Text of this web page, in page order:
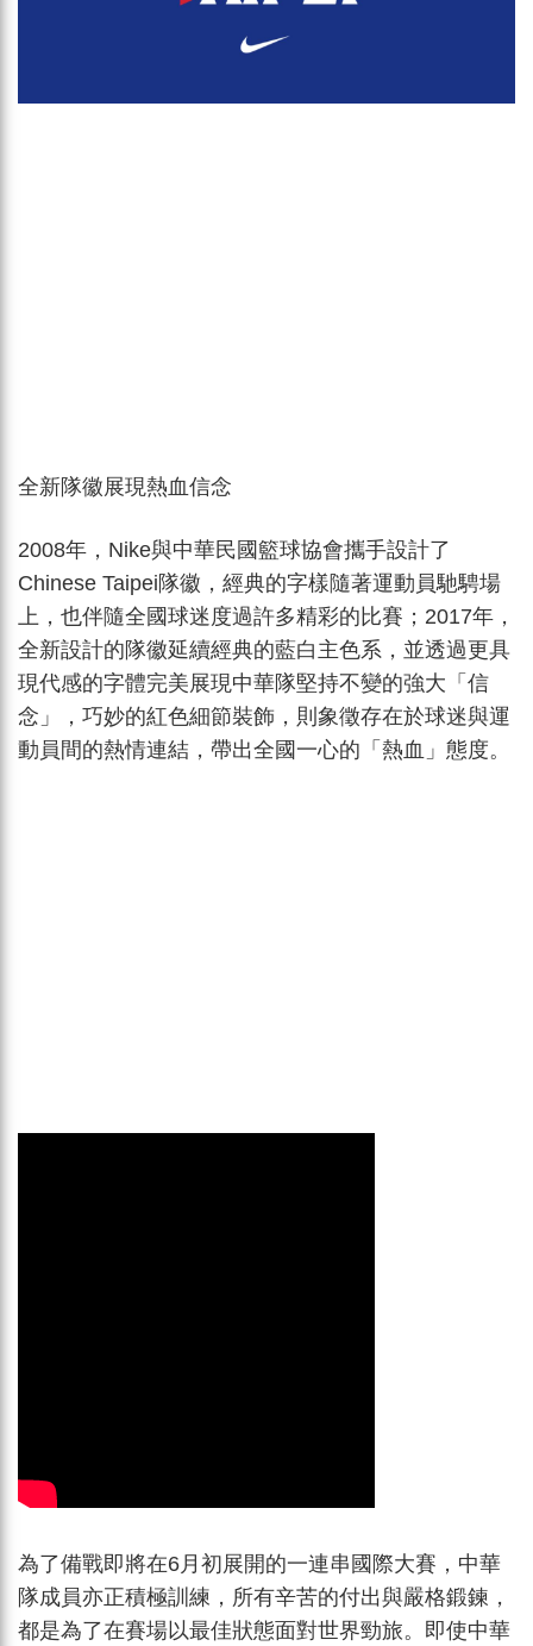
全新隊徽展現熱血信念
2008年，Nike與中華民國籃球協會攜手設計了
Chinese Taipei隊徽，經典的字樣隨著運動員馳騁場
上，也伴隨全國球迷度過許多精彩的比賽；2017年，
全新設計的隊徽延續經典的藍白主色系，並透過更具
現代感的字體完美展現中華隊堅持不變的強大「信
念」，巧妙的紅色細節裝飾，則象徵存在於球迷與運
動員間的熱情連結，帶出全國一心的「熱血」態度。
為了備戰即將在6月初展開的一連串國際大賽，中華
隊成員亦正積極訓練，所有辛苦的付出與嚴格鍛鍊，
都是為了在賽場以最佳狀態面對世界勁旅。即使中華